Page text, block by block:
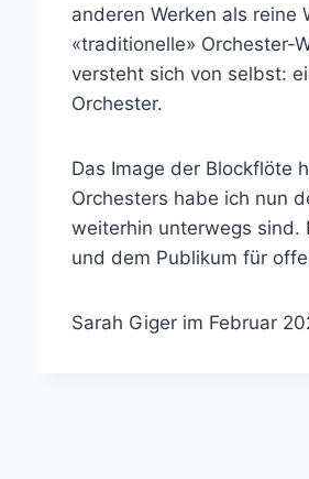
anderen Werken als reine
«traditionelle» Orchester-
versteht sich von selbst:
Orchester.
Das Image der Blockflöte
Orchesters habe ich nun
weiterhin unterwegs sind.
und dem Publikum für
Sarah Giger im Februar